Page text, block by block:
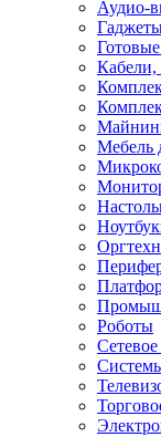
Аудио-
Кабели,
Мебель
Роботы